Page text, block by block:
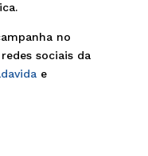
no
sociais da
e